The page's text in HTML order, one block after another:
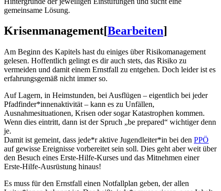
gemeinsame Lösung.
Krisenmanagement[Bearbeiten]
Am Beginn des Kapitels hast du einiges über Risikomanagement
gelesen. Hoffentlich gelingt es dir auch stets, das Risiko zu
vermeiden und damit einem Ernstfall zu entgehen. Doch leider ist es
erfahrungsgemäß nicht immer so.
Auf Lagern, in Heimstunden, bei Ausflügen – eigentlich bei jeder
Pfadfinder*innenaktivität – kann es zu Unfällen,
Ausnahmesituationen, Krisen oder sogar Katastrophen kommen.
Wenn dies eintritt, dann ist der Spruch „be prepared“ wichtiger denn
je.
Damit ist gemeint, dass jede*r aktive Jugendleiter*in bei den PPÖ
auf gewisse Ereignisse vorbereitet sein soll. Dies geht aber weit über
den Besuch eines Erste-Hilfe-Kurses und das Mitnehmen einer
Erste-Hilfe-Ausrüstung hinaus!
Es muss für den Ernstfall einen Notfallplan geben, der allen